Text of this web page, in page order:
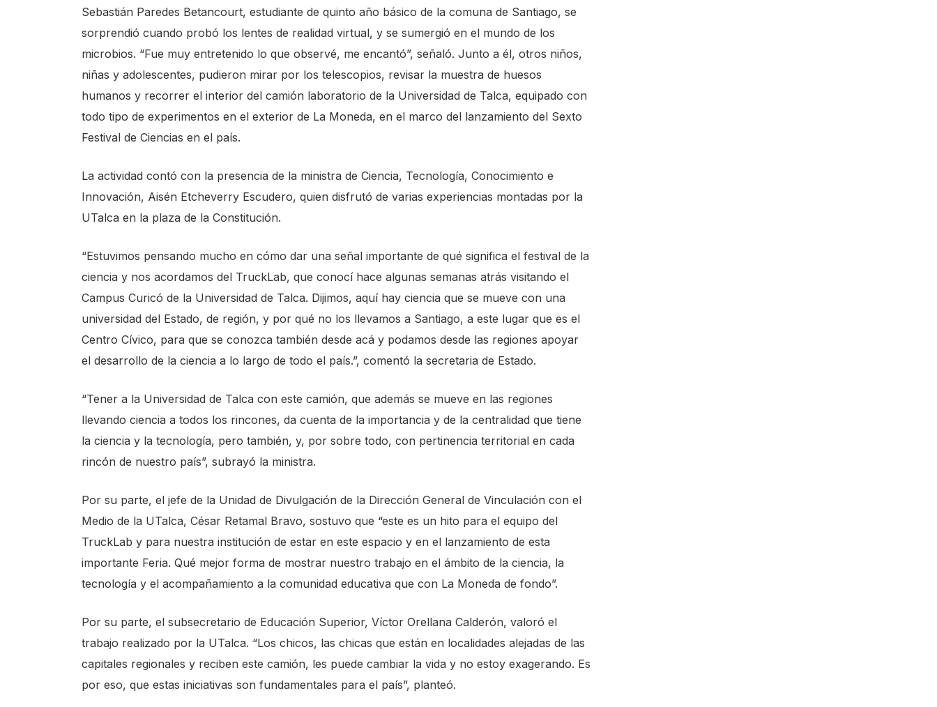
Sebastián Paredes Betancourt, estudiante de quinto año básico de la comuna de Santiago, se
sorprendió cuando probó los lentes de realidad virtual, y se sumergió en el mundo de los
microbios. “Fue muy entretenido lo que observé, me encantó”, señaló. Junto a él, otros niños,
niñas y adolescentes, pudieron mirar por los telescopios, revisar la muestra de huesos
humanos y recorrer el interior del camión laboratorio de la Universidad de Talca, equipado con
todo tipo de experimentos en el exterior de La Moneda, en el marco del lanzamiento del Sexto
Festival de Ciencias en el país.
La actividad contó con la presencia de la ministra de Ciencia, Tecnología, Conocimiento e
Innovación, Aisén Etcheverry Escudero, quien disfrutó de varias experiencias montadas por la
UTalca en la plaza de la Constitución.
“Estuvimos pensando mucho en cómo dar una señal importante de qué significa el festival de la
ciencia y nos acordamos del TruckLab, que conocí hace algunas semanas atrás visitando el
Campus Curicó de la Universidad de Talca. Dijimos, aquí hay ciencia que se mueve con una
universidad del Estado, de región, y por qué no los llevamos a Santiago, a este lugar que es el
Centro Cívico, para que se conozca también desde acá y podamos desde las regiones apoyar
el desarrollo de la ciencia a lo largo de todo el país.”, comentó la secretaria de Estado.
“Tener a la Universidad de Talca con este camión, que además se mueve en las regiones
llevando ciencia a todos los rincones, da cuenta de la importancia y de la centralidad que tiene
la ciencia y la tecnología, pero también, y, por sobre todo, con pertinencia territorial en cada
rincón de nuestro país”, subrayó la ministra.
Por su parte, el jefe de la Unidad de Divulgación de la Dirección General de Vinculación con el
Medio de la UTalca, César Retamal Bravo, sostuvo que “este es un hito para el equipo del
TruckLab y para nuestra institución de estar en este espacio y en el lanzamiento de esta
importante Feria. Qué mejor forma de mostrar nuestro trabajo en el ámbito de la ciencia, la
tecnología y el acompañamiento a la comunidad educativa que con La Moneda de fondo”.
Por su parte, el subsecretario de Educación Superior, Víctor Orellana Calderón, valoró el
trabajo realizado por la UTalca. “Los chicos, las chicas que están en localidades alejadas de las
capitales regionales y reciben este camión, les puede cambiar la vida y no estoy exagerando. Es
por eso, que estas iniciativas son fundamentales para el país”, planteó.